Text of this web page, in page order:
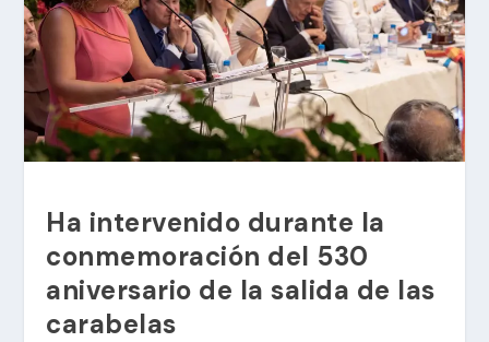
Ha intervenido durante la
conmemoración del 530
aniversario de la salida de las
carabelas